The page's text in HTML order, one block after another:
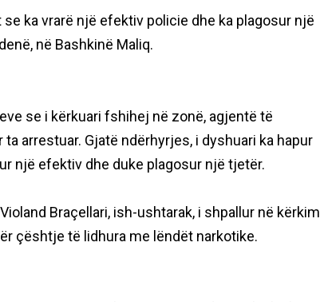
ka vrarë një efektiv policie dhe ka plagosur një
në Bashkinë Maliq.
se i kërkuari fshihej në zonë, agjentë të
arrestuar. Gjatë ndërhyrjes, i dyshuari ka hapur
një efektiv dhe duke plagosur një tjetër.
Braçellari, ish-ushtarak, i shpallur në kërkim
çështje të lidhura me lëndët narkotike.